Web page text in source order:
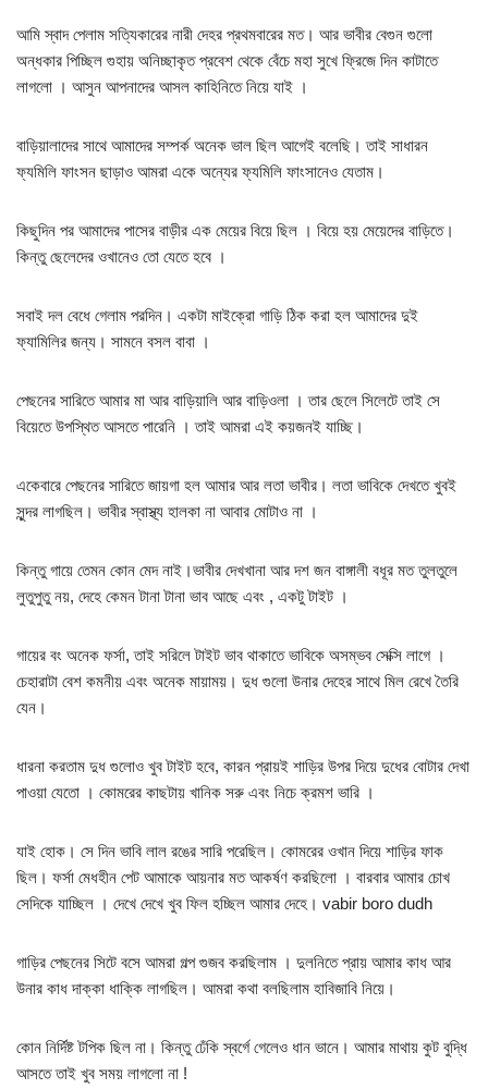
আমি স্বাদ পেলাম সত্যিকারের নারী দেহর প্রথমবারের মত। আর ভাবীর বেগুন গুলো
অন্ধকার পিচ্ছিল গুহায় অনিচ্ছাকৃত প্রবেশ থেকে বেঁচে মহা সুখে ফ্রিজে দিন কাটাতে
লাগলো । আসুন আপনাদের আসল কাহিনিতে নিয়ে যাই ।
বাড়িয়ালাদের সাথে আমাদের সম্পর্ক অনেক ভাল ছিল আগেই বলেছি। তাই সাধারন
ফ্যমিলি ফাংসন ছাড়াও আমরা একে অন্যের ফ্যমিলি ফাংসানেও যেতাম।
কিছুদিন পর আমাদের পাসের বাড়ীর এক মেয়ের বিয়ে ছিল । বিয়ে হয় মেয়েদের বাড়িতে।
কিন্তু ছেলেদের ওখানেও তো যেতে হবে ।
সবাই দল বেধে গেলাম পরদিন। একটা মাইক্রো গাড়ি ঠিক করা হল আমাদের দুই
ফ্যামিলির জন্য। সামনে বসল বাবা ।
পেছনের সারিতে আমার মা আর বাড়িয়ালি আর বাড়িওলা । তার ছেলে সিলেটে তাই সে
বিয়েতে উপস্থিত আসতে পারেনি । তাই আমরা এই কয়জনই যাচ্ছি।
একেবারে পেছনের সারিতে জায়গা হল আমার আর লতা ভাবীর। লতা ভাবিকে দেখতে খুবই
সুন্দর লাগছিল। ভাবীর স্বাস্থ্য হালকা না আবার মোটাও না ।
কিন্তু গায়ে তেমন কোন মেদ নাই।ভাবীর দেখখানা আর দশ জন বাঙ্গালী বধূর মত তুলতুলে
লুতুপুতু নয়, দেহে কেমন টানা টানা ভাব আছে এবং , একটু টাইট ।
গায়ের বং অনেক ফর্সা, তাই সরিলে টাইট ভাব থাকাতে ভাবিকে অসম্ভব সেক্সি লাগে ।
চেহারাটা বেশ কমনীয় এবং অনেক মায়াময়। দুধ গুলো উনার দেহের সাথে মিল রেখে তৈরি
যেন।
ধারনা করতাম দুধ গুলোও খুব টাইট হবে, কারন প্রায়ই শাড়ির উপর দিয়ে দুধের বোটার দেখা
পাওয়া যেতো । কোমরের কাছটায় খানিক সরু এবং নিচে ক্রমশ ভারি ।
যাই হোক। সে দিন ভাবি লাল রঙের সারি পরেছিল। কোমরের ওখান দিয়ে শাড়ির ফাক
ছিল। ফর্সা মেধহীন পেট আমাকে আয়নার মত আকর্ষণ করছিলো । বারবার আমার চোখ
সেদিকে যাচ্ছিল । দেখে দেখে খুব ফিল হচ্ছিল আমার দেহে। vabir boro dudh
গাড়ির পেছনের সিটে বসে আমরা গল্প গুজব করছিলাম । দুলনিতে প্রায় আমার কাধ আর
উনার কাধ দাক্কা ধাক্কি লাগছিল। আমরা কথা বলছিলাম হাবিজাবি নিয়ে।
কোন নির্দিষ্ট টপিক ছিল না। কিন্তু ঢেঁকি স্বর্গে গেলেও ধান ভানে। আমার মাথায় কুট বুদ্ধি
আসতে তাই খুব সময় লাগলো না !